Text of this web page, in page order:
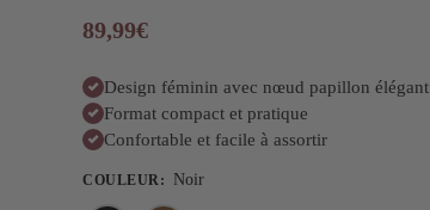
89,99€
Design féminin avec nœud papillon élégant
Format compact et pratique
Confortable et facile à assortir
COULEUR: Noir